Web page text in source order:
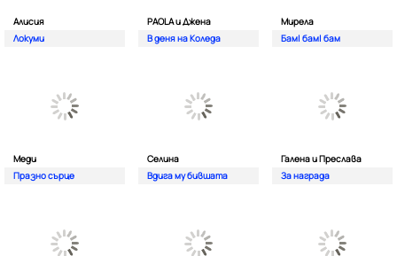
Алисия
Локуми
PAOLA и Джена
В деня на Коледа
Мирела
Бам| бам| бам
Меди
Празно сърце
Селина
Вдига му бившата
Галена и Преслава
За награда